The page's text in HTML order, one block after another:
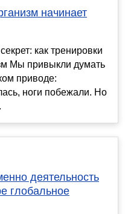
начинает
как тренировки
Мы привыкли думать
приводе:
ноги побежали. Но
деятельность
глобальное